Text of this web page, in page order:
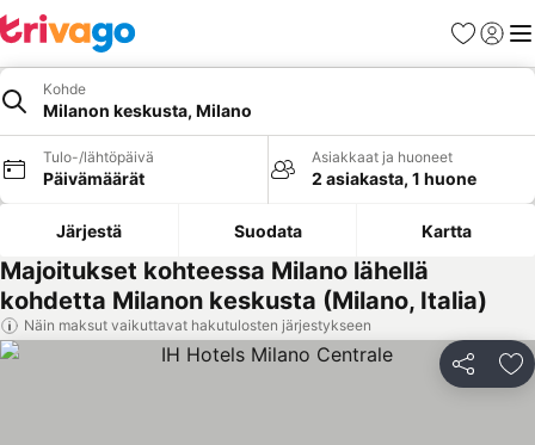
Suosikit
Kohde
Milanon keskusta, Milano
Tulo-/lähtöpäivä
Päivämäärät
Asiakkaat ja huoneet
2 asiakasta, 1 huone
Järjestä Suodata Kartta
Majoitukset kohteessa Milano lähellä
kohdetta Milanon keskusta (Milano, Italia)
Näin maksut vaikuttavat hakutulosten järjestykseen
Jaa